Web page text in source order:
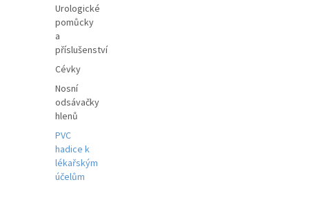
Urologické
pomůcky
a
příslušenství
Cévky
Nosní
odsávačky
hlenů
PVC
hadice k
lékařským
účelům